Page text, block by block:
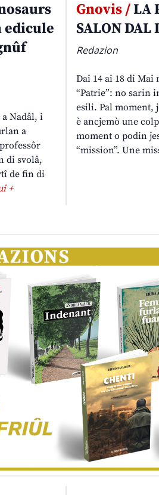
edicule
Nadâl, i
a
di svolâ,
de fin di
+
Gnovis /LA
SALON
Redazion
Dai 14 ai 18 di
“Patrie”: no
esili. Pal moment,
è ancjemò une
moment o podin
“mission”. Une